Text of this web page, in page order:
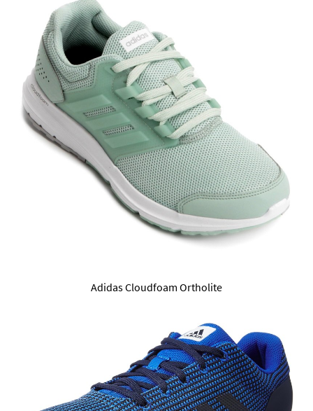
Adidas Cloudfoam Ortholite